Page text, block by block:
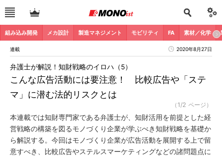
組み込み開発 メカ設計 製造マネジメント モビリティ FA 素材／化学
連載 2020年8月27日
こんな広告活動には要注意！ 比較広告や「ステ
マ」に潜む法的リスクとは
弁護士が解説！知財戦略のイロハ（5）
（1/2 ページ）
本連載では知財専門家である弁護士が、知財活用を前提とした経
営戦略の構築を図るモノづくり企業が学ぶべき知財戦略を基礎か
ら解説する。今回はモノづくり企業が広告活動を展開する上で留
意すべき、比較広告やステルスマーケティングなどの諸問題点に